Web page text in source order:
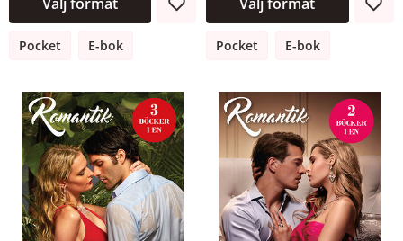
Pocket E-bok Pocket E-bok